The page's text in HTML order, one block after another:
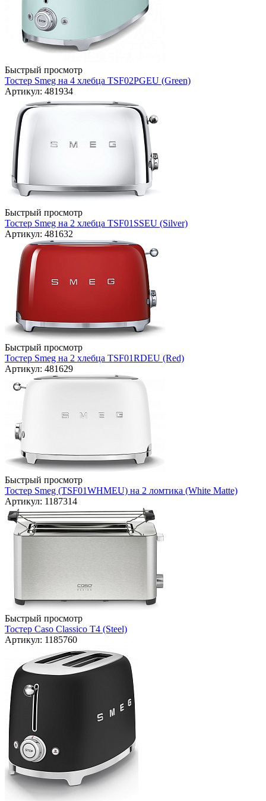
Быстрый просмотр
Тостер Smeg на 4 хлебца TSF02PGEU (Green)
Артикул: 481934
Быстрый просмотр
Тостер Smeg на 2 хлебца TSF01SSEU (Silver)
Артикул: 481632
Быстрый просмотр
Тостер Smeg на 2 хлебца TSF01RDEU (Red)
Артикул: 481629
Быстрый просмотр
Тостер Smeg (TSF01WHMEU) на 2 ломтика (White Matte)
Артикул: 1187314
Быстрый просмотр
Тостер Caso Classico T4 (Steel)
Артикул: 1185760